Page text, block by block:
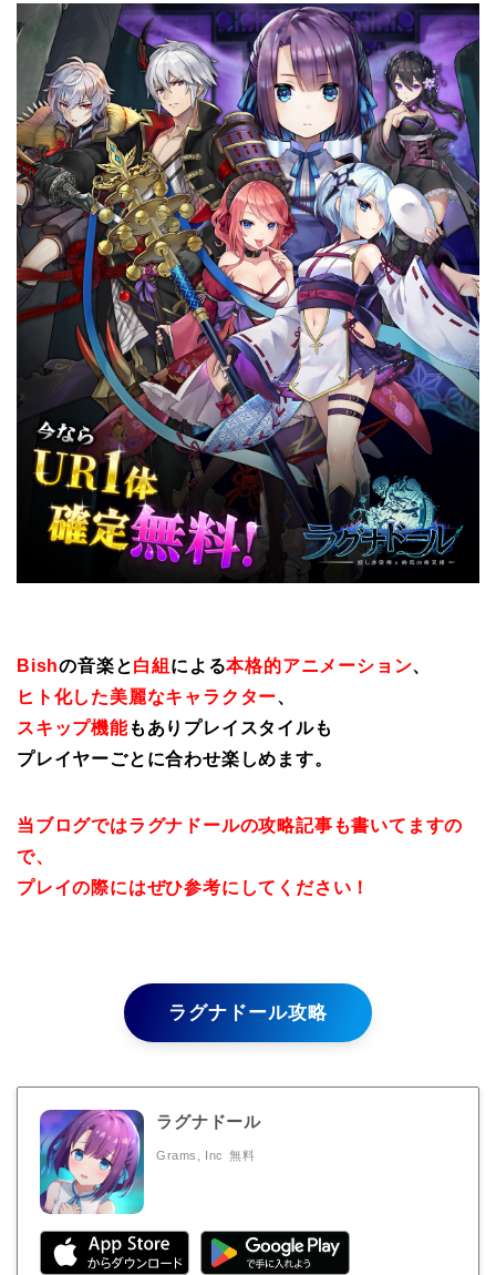
Bishの音楽と白組 による本格的アニメーション、
ヒト化した美麗なキャラクター、
スキップ機能もありプレイスタイルも
プレイヤーごとに合わせ楽しめます。
当ブログではラグナドールの攻略記事も書いてますの
で、
プレイの際にはぜひ参考にしてください！
ラグナドール攻略
ラグナドール
Grams, Inc 無料